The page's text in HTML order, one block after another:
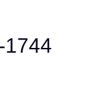
1744